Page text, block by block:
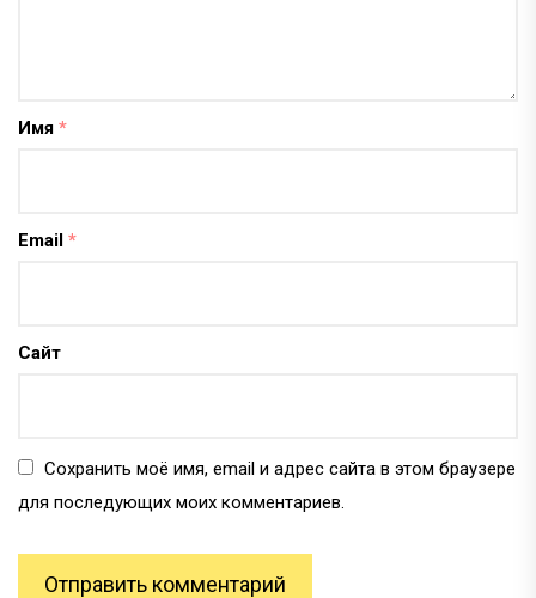
Имя *
Email *
Сайт
Сохранить моё имя, email и адрес сайта в этом браузере
для последующих моих комментариев.